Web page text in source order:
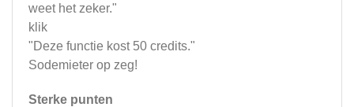
weet het zeker."
klik
"Deze functie kost 50 credits."
Sodemieter op zeg!
Sterke punten